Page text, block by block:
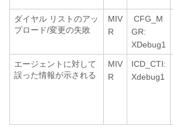
ダイヤル リストのアッ
プロード/変更の失敗
MIV
R
CFG_M
GR:
XDebug1
エージェントに対して
誤った情報が示される
MIV
R
ICD_CTI:
Xdebug1